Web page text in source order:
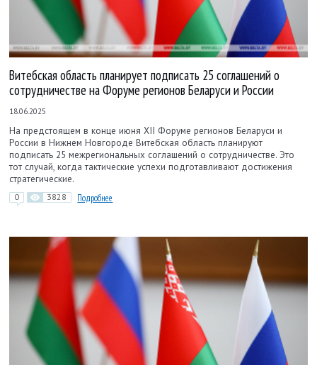
Витебская область планирует подписать 25 соглашений о
сотрудничестве на Форуме регионов Беларуси и России
18.06.2025
На предстоящем в конце июня XII Форуме регионов Беларуси и
России в Нижнем Новгороде Витебская область планируют
подписать 25 межрегиональных соглашений о сотрудничестве. Это
тот случай, когда тактические успехи подготавливают достижения
стратегические.
0 3828 Подробнее